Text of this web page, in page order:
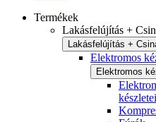
Termékek
Lakásfelújítás +
Lakásfelújítás +
Elektromos
Elektromos
készletei